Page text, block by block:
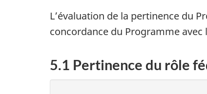
L’évaluation de la pertinence du
concordance du Programme
5.1 Pertinence du rôle